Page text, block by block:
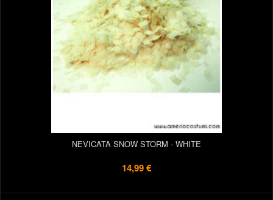
NEVICATA SNOW STORM - WHITE
14,99 €